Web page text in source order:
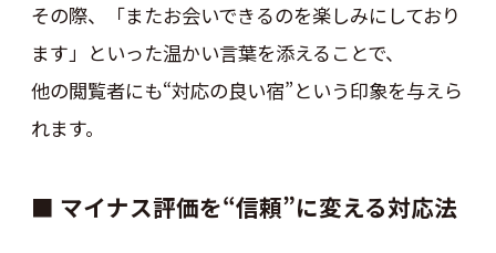
その際、「またお会いできるのを楽しみにしており
ます」といった温かい言葉を添えることで、
他の閲覧者にも“対応の良い宿”という印象を与えら
れます。
■ マイナス評価を“信頼”に変える対応法